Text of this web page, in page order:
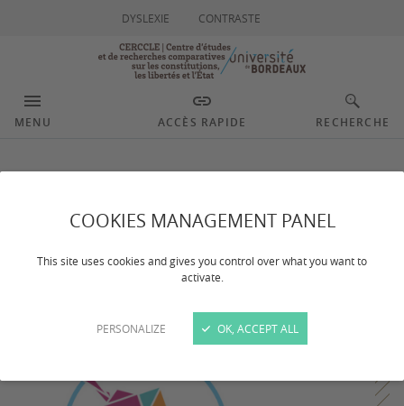
COOKIES MANAGEMENT PANEL
This site uses cookies and gives you control over what you want to
activate.
PERSONALIZE OK, ACCEPT ALL
DYSLEXIE CONTRASTE
MENU ACCÈS RAPIDE RECHERCHE
Filtrer